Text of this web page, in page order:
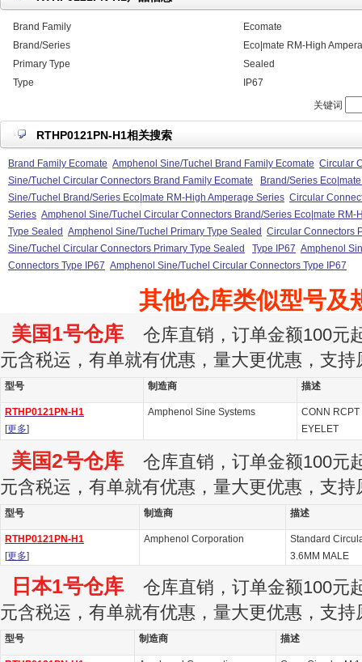
Brand Family
Ecomate
Brand/Series
Eco|mate RM-High
Primary Type
Sealed
Type
IP67
关键词
RTHP0121PN-H1相关搜索
Brand Family Ecomate Amphenol Sine/Tuchel Brand Family Ecomate Circular
Sine/Tuchel Circular Connectors Brand Family Ecomate
Brand/Series
Sine/Tuchel Brand/Series Eco|mate RM-High Amperage Series Circular
Series Amphenol Sine/Tuchel Circular Connectors Brand/Series Eco|mate RM-
Type Sealed Amphenol Sine/Tuchel Primary Type Sealed Circular Connectors
Sine/Tuchel Circular Connectors Primary Type Sealed
Type IP67 Amphenol
Connectors Type IP67 Amphenol Sine/Tuchel Circular Connectors Type IP67
其他仓库类似型号及
美国1号仓库 仓库直销，订单金额100元
元含税运，有单就有优惠，量大更优惠，支持
型号 制造商 描述
RTHP0121PN-H1
[更多]
Amphenol Sine Systems
CONN
EYELET
美国2号仓库 仓库直销，订单金额100元
元含税运，有单就有优惠，量大更优惠，支持
型号 制造商 描述
RTHP0121PN-H1
[更多]
Amphenol Corporation
Standard
3.6MM MALE
日本1号仓库 仓库直销，订单金额100元
元含税运，有单就有优惠，量大更优惠，支持
型号 制造商 描述